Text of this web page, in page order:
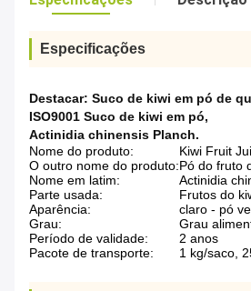
Especificações
Destacar: Suco de kiwi em pó de
ISO9001 Suco de kiwi em pó,
Actinidia chinensis Planch.
Nome do produto:
Kiwi Fruit
O outro nome do produto:Pó do fruto
Nome em latim:
Actinidia
Parte usada:
Frutos do
Aparência:
claro - pó
Grau:
Grau
Período de validade:
2 anos
Pacote de transporte:
1 kg/saco,